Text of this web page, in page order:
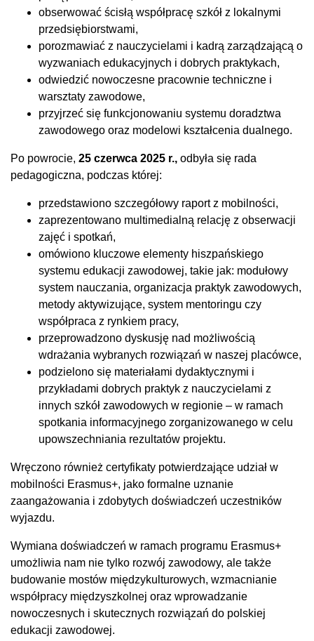
obserwować ścisłą współpracę szkół z lokalnymi
przedsiębiorstwami,
porozmawiać z nauczycielami i kadrą zarządzającą o
wyzwaniach edukacyjnych i dobrych praktykach,
odwiedzić nowoczesne pracownie techniczne i
warsztaty zawodowe,
przyjrzeć się funkcjonowaniu systemu doradztwa
zawodowego oraz modelowi kształcenia dualnego.
Po powrocie, 25 czerwca 2025 r., odbyła się rada
pedagogiczna, podczas której:
przedstawiono szczegółowy raport z mobilności,
zaprezentowano multimedialną relację z obserwacji
zajęć i spotkań,
omówiono kluczowe elementy hiszpańskiego
systemu edukacji zawodowej, takie jak: modułowy
system nauczania, organizacja praktyk zawodowych,
metody aktywizujące, system mentoringu czy
współpraca z rynkiem pracy,
przeprowadzono dyskusję nad możliwością
wdrażania wybranych rozwiązań w naszej placówce,
podzielono się materiałami dydaktycznymi i
przykładami dobrych praktyk z nauczycielami z
innych szkół zawodowych w regionie – w ramach
spotkania informacyjnego zorganizowanego w celu
upowszechniania rezultatów projektu.
Wręczono również certyfikaty potwierdzające udział w
mobilności Erasmus+, jako formalne uznanie
zaangażowania i zdobytych doświadczeń uczestników
wyjazdu.
Wymiana doświadczeń w ramach programu Erasmus+
umożliwia nam nie tylko rozwój zawodowy, ale także
budowanie mostów międzykulturowych, wzmacnianie
współpracy międzyszkolnej oraz wprowadzanie
nowoczesnych i skutecznych rozwiązań do polskiej
edukacji zawodowej.